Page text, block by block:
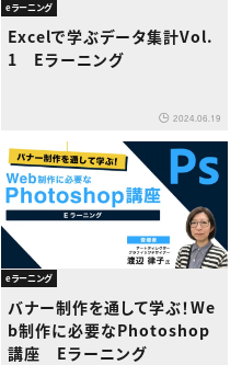
eラーニング
Excelで学ぶデータ集計Vol.
1 Eラーニング
2024.06.19
eラーニング
バナー制作を通して学ぶ！We
b制作に必要なPhotoshop
講座 Eラーニング